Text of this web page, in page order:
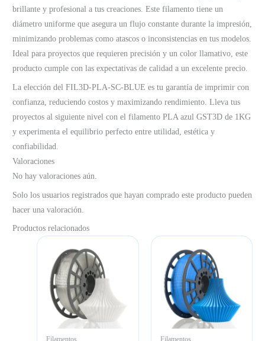
brillante y profesional a tus creaciones. Este filamento tiene un
diámetro uniforme que asegura un flujo constante durante la impresión,
minimizando problemas como atascos o inconsistencias en tus modelos.
Ideal para proyectos que requieren precisión y un color llamativo, este
producto cumple con las expectativas de calidad a un excelente precio.
La elección del FIL3D-PLA-SC-BLUE es tu garantía de imprimir con
confianza, reduciendo costos y maximizando rendimiento. Lleva tus
proyectos al siguiente nivel con el filamento PLA azul GST3D de 1KG
y experimenta el equilibrio perfecto entre utilidad, estética y
confiabilidad.
Valoraciones
No hay valoraciones aún.
Solo los usuarios registrados que hayan comprado este producto pueden
hacer una valoración.
Productos relacionados
Filamentos Filamentos